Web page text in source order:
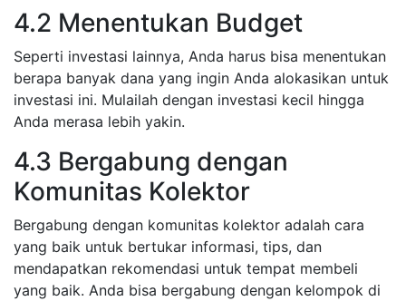
4.2 Menentukan Budget
Seperti investasi lainnya, Anda harus bisa menentukan
berapa banyak dana yang ingin Anda alokasikan untuk
investasi ini. Mulailah dengan investasi kecil hingga
Anda merasa lebih yakin.
4.3 Bergabung dengan
Komunitas Kolektor
Bergabung dengan komunitas kolektor adalah cara
yang baik untuk bertukar informasi, tips, dan
mendapatkan rekomendasi untuk tempat membeli
yang baik. Anda bisa bergabung dengan kelompok di